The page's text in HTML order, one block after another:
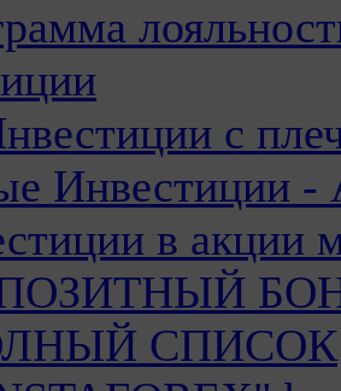
с
Инвестиции -
в акции
СПИСОК